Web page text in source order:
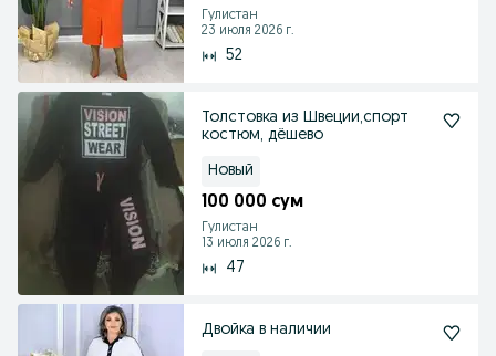
Гулистан
23 июля 2026 г.
52
Толстовка из Швеции,спорт
костюм, дёшево
Новый
100 000 сум
Гулистан
13 июля 2026 г.
47
Двойка в наличии